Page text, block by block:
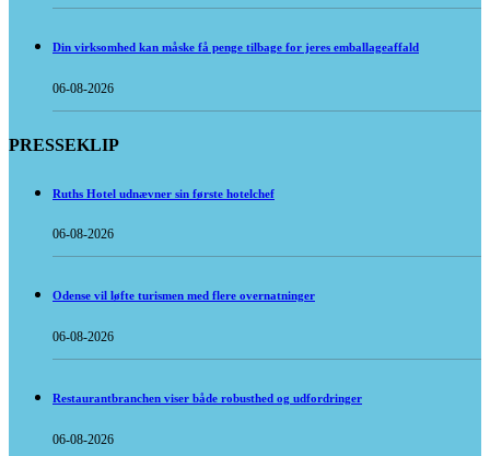
Din virksomhed kan måske få penge tilbage for jeres emballageaffald
06-08-2026
PRESSEKLIP
Ruths Hotel udnævner sin første hotelchef
06-08-2026
Odense vil løfte turismen med flere overnatninger
06-08-2026
Restaurantbranchen viser både robusthed og udfordringer
06-08-2026